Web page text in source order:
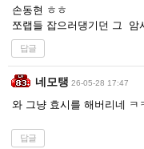
손동현 ㅎㅎ
쪼랩들 잡으러댕기던 그 암
답글
네모탱 26-05-28 17:47
와 그냥 효시를 해버리네 ㅋ
답글